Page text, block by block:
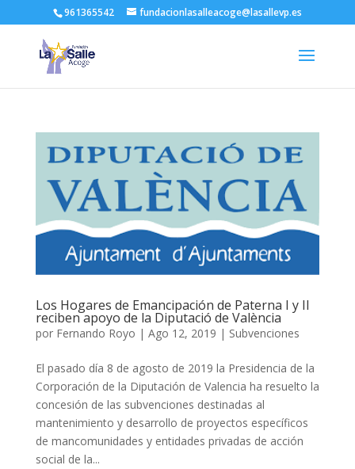
961365542 fundacionlasalleacoge@lasallevp.es
Los Hogares de Emancipación de Paterna I y II
reciben apoyo de la Diputació de València
por Fernando Royo | Ago 12, 2019 | Subvenciones
El pasado día 8 de agosto de 2019 la Presidencia de la
Corporación de la Diputación de Valencia ha resuelto la
concesión de las subvenciones destinadas al
mantenimiento y desarrollo de proyectos específicos
de mancomunidades y entidades privadas de acción
social de la...